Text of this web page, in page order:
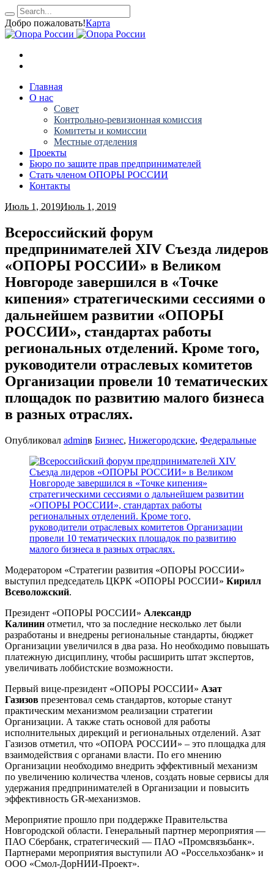
Добро пожаловать!Карта
Главная
О нас
Совет
Контрольно-ревизионная комиссия
Комитеты и комиссии
Местные отделения
Проекты
Бюро по защите прав предпринимателей
Стать членом ОПОРЫ РОССИИ
Контакты
Июль 1, 2019Июль 1, 2019
Всероссийский форум
предпринимателей ХIV Съезда лидеров
«ОПОРЫ РОССИИ» в Великом
Новгороде завершился в «Точке
кипения» стратегическими сессиями о
дальнейшем развитии «ОПОРЫ
РОССИИ», стандартах работы
региональных отделений. Кроме того,
руководители отраслевых комитетов
Организации провели 10 тематических
площадок по развитию малого бизнеса
в разных отраслях.
Опубликовал adminв Бизнес, Нижегородские, Федеральные
Модератором «Стратегии развития «ОПОРЫ РОССИИ»
выступил председатель ЦКРК «ОПОРЫ РОССИИ» Кирилл
Всеволожский.
Президент «ОПОРЫ РОССИИ» Александр
Калинин отметил, что за последние несколько лет были
разработаны и внедрены региональные стандарты, бюджет
Организации увеличился в два раза. Но необходимо повышать
платежную дисциплину, чтобы расширить штат экспертов,
увеличивать лоббистские возможности.
Первый вице-президент «ОПОРЫ РОССИИ» Азат
Газизов презентовал семь стандартов, которые станут
практическим механизмом реализации стратегии
Организации. А также стать основой для работы
исполнительных дирекций и региональных отделений. Азат
Газизов отметил, что «ОПОРА РОССИИ» – это площадка для
взаимодействия с органами власти. По его мнению
Организации необходимо внедрить эффективный механизм
по увеличению количества членов, создать новые сервисы для
удержания предпринимателей в Организации и повысить
эффективность GR-механизмов.
Мероприятие прошло при поддержке Правительства
Новгородской области. Генеральный партнер мероприятия —
ПАО Сбербанк, стратегический — ПАО «Промсвязьбанк».
Партнерами мероприятия выступили АО «Россельхозбанк» и
ООО «Смол-ДорНИИ-Проект».